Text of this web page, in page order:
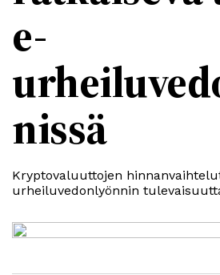
e-
nissä
Kryptovaluuttojen
urheiluvedonlyönnin